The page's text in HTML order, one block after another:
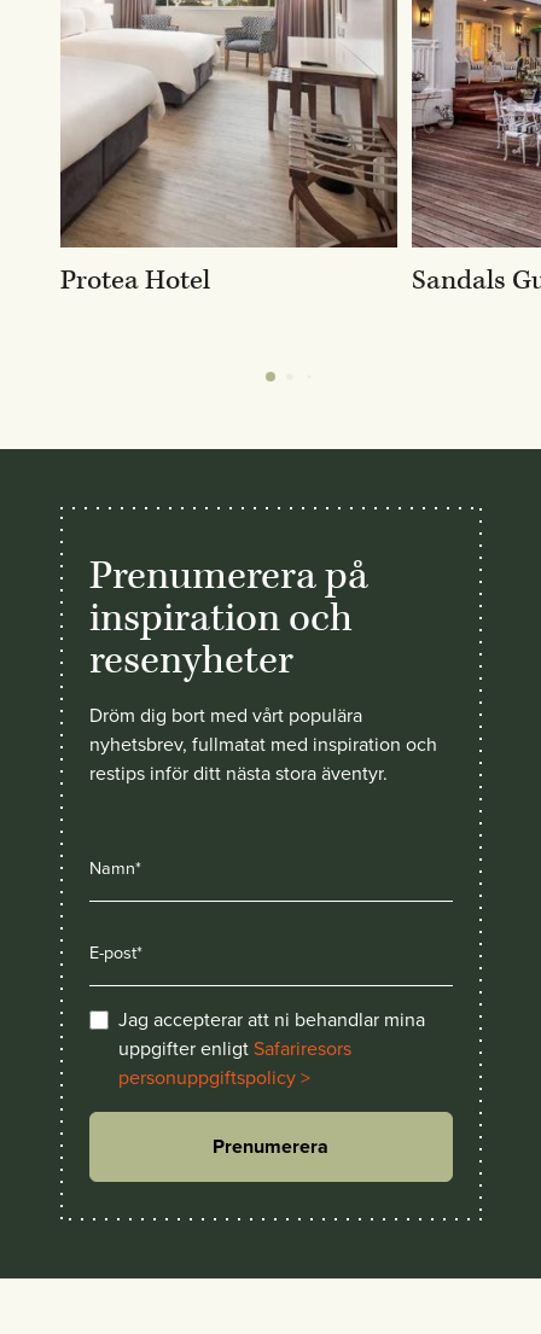
Protea Hotel Sandals
Prenumerera på
inspiration och
resenyheter
Dröm dig bort med vårt populära
nyhetsbrev, fullmatat med inspiration och
restips inför ditt nästa stora äventyr.
Jag accepterar att ni behandlar mina
uppgifter enligtSafariresors
personuppgiftspolicy >
Prenumerera